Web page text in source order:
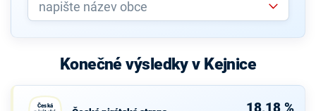
Konečné výsledky v Kejnice
Česká